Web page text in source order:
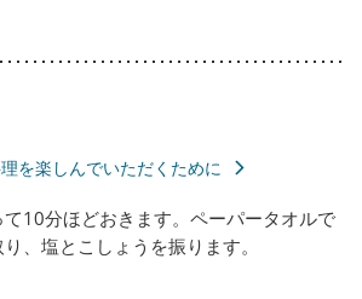
を楽しんでいただくために
10分ほどおきます。ペーパータオルで
、塩とこしょうを振ります。